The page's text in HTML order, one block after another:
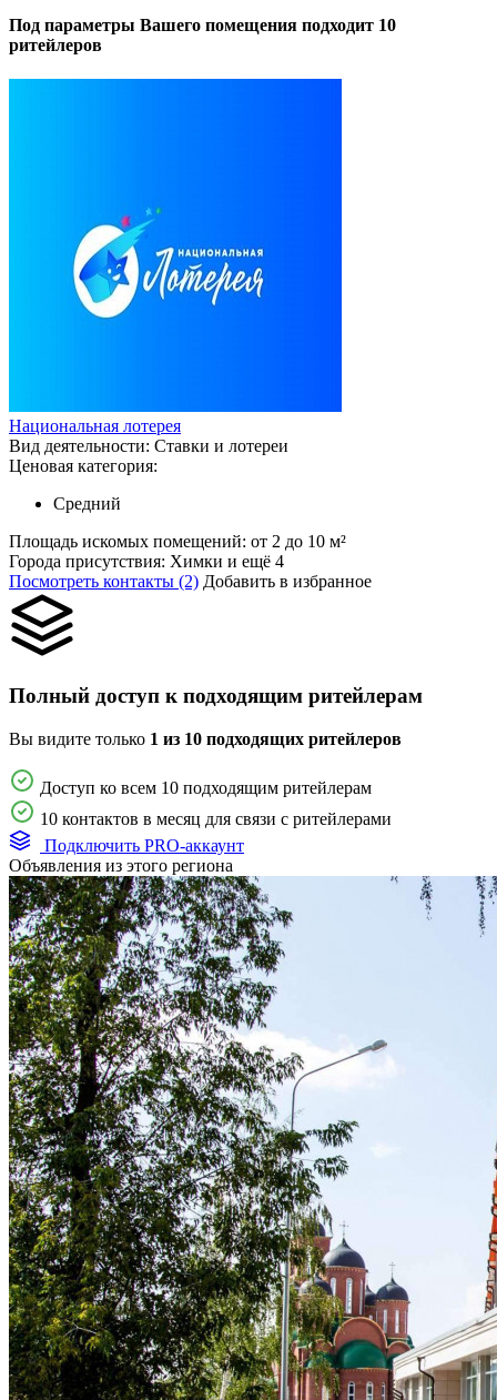
Под параметры Вашего помещения подходит 10
ритейлеров
Национальная лотерея
Вид деятельности: Ставки и лотереи
Ценовая категория:
Средний
Площадь искомых помещений: от 2 до 10 м²
Города присутствия: Химки и ещё 4
Посмотреть контакты (2) Добавить в избранное
Полный доступ к подходящим ритейлерам
Вы видите только 1 из 10 подходящих ритейлеров
Доступ ко всем 10 подходящим ритейлерам
10 контактов в месяц для связи с ритейлерами
Подключить PRO-аккаунт
Объявления из этого региона